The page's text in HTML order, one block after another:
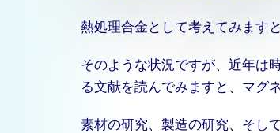
熱処理合金として考えてみます
そのような状況ですが、近年は
る文献を読んでみますと、マグ
素材の研究、製造の研究、そし